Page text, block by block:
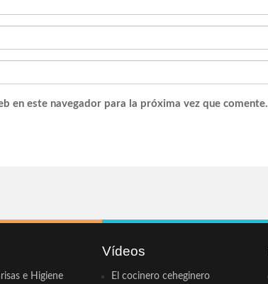
en este navegador para la próxima vez que comente.
e Higiene
Vídeos
El cocinero ceheginero